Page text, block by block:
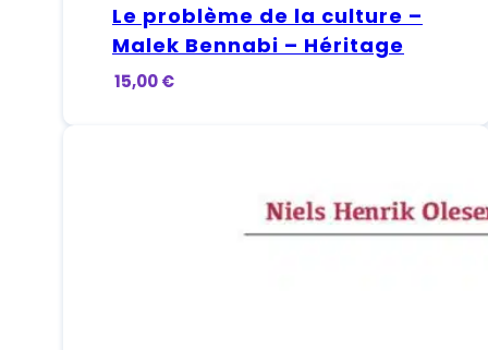
Le problème de la culture –
Malek Bennabi – Héritage
15,00€